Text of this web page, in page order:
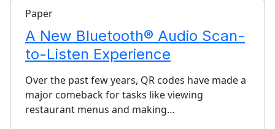
Paper
A New Bluetooth® Audio Scan-
to-Listen Experience
Over the past few years, QR codes have made a
major comeback for tasks like viewing
restaurant menus and making…